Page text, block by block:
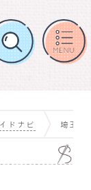
ドナビ 埼玉